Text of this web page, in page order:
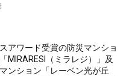
アワード受賞の防災マンショ
MIRARESI（ミラレジ）」及
ンション「レーベン光が丘